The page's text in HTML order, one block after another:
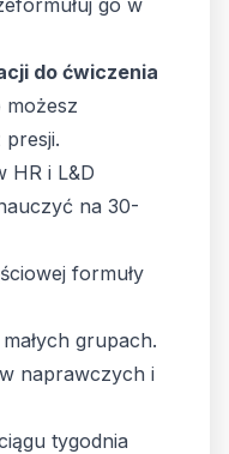
go w
do ćwiczenia
możesz
HR i L&D
na 30-
formuły
grupach.
naprawczych i
tygodnia